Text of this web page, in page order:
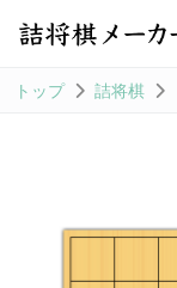
トップ 詰将棋